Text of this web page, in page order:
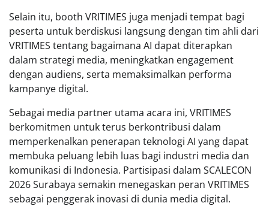
Selain itu, booth VRITIMES juga menjadi tempat bagi
peserta untuk berdiskusi langsung dengan tim ahli dari
VRITIMES tentang bagaimana AI dapat diterapkan
dalam strategi media, meningkatkan engagement
dengan audiens, serta memaksimalkan performa
kampanye digital.
Sebagai media partner utama acara ini, VRITIMES
berkomitmen untuk terus berkontribusi dalam
memperkenalkan penerapan teknologi AI yang dapat
membuka peluang lebih luas bagi industri media dan
komunikasi di Indonesia. Partisipasi dalam SCALECON
2026 Surabaya semakin menegaskan peran VRITIMES
sebagai penggerak inovasi di dunia media digital.